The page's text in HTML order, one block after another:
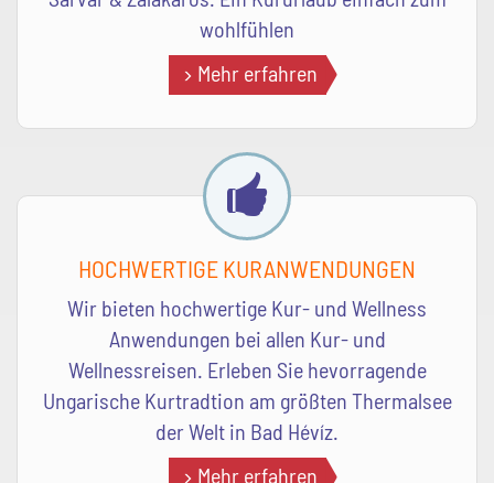
wohlfühlen
Mehr erfahren
HOCHWERTIGE KURANWENDUNGEN
Wir bieten hochwertige Kur- und Wellness
Anwendungen bei allen Kur- und
Wellnessreisen. Erleben Sie hevorragende
Ungarische Kurtradtion am größten Thermalsee
der Welt in Bad Hévíz.
Mehr erfahren